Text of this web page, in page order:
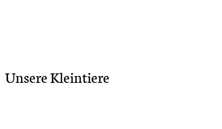
Unsere Kleintiere